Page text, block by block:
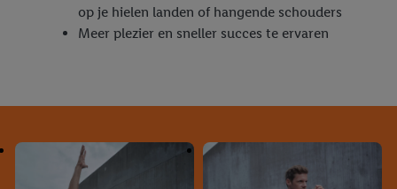
op je hielen landen of hangende schouders
Meer plezier en sneller succes te ervaren